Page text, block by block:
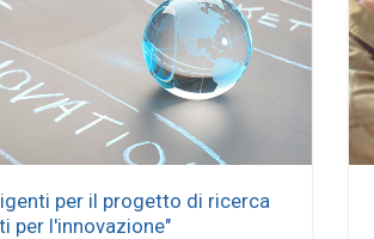
per il progetto di ricerca
per l'innovazione"